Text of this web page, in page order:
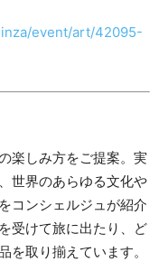
event/art/42095-
楽しみ方をご提案。実
世界のあらゆる文化や
コンシェルジュが紹介
受けて旅に出たり、ど
を取り揃えています。